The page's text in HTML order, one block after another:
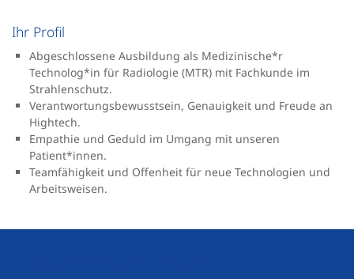
Ihr Profil
Abgeschlossene Ausbildung als Medizinische*r
Technolog*in für Radiologie (MTR) mit Fachkunde im
Strahlenschutz.
Verantwortungsbewusstsein, Genauigkeit und Freude an
Hightech.
Empathie und Geduld im Umgang mit unseren
Patient*innen.
Teamfähigkeit und Offenheit für neue Technologien und
Arbeitsweisen.